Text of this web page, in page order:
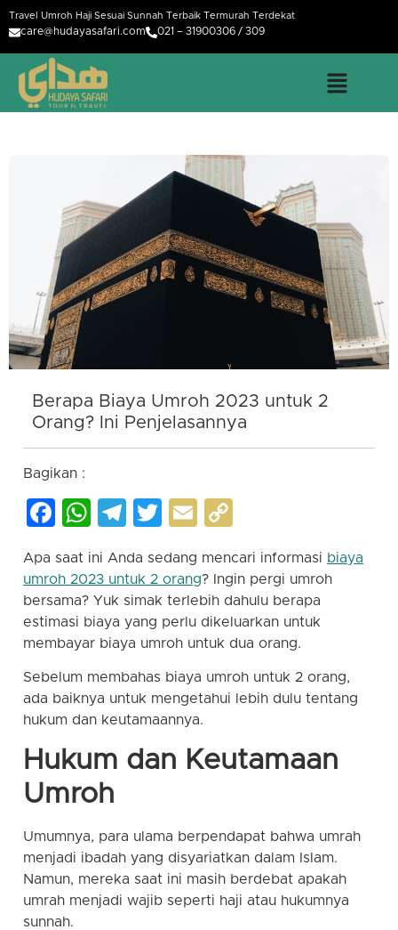
Travel Umroh Haji Sesuai Sunnah Terbaik Termurah Terdekat
care@hudayasafari.com 021 – 31900306 / 309
Berapa Biaya Umroh 2023 untuk 2
Orang? Ini Penjelasannya
Bagikan :
Facebook
WhatsApp
Telegram
Twitter
Email
Apa saat ini Anda sedang mencari informasi biaya
umroh 2023 untuk 2 orang? Ingin pergi umroh
bersama? Yuk simak terlebih dahulu berapa
estimasi biaya yang perlu dikeluarkan untuk
membayar biaya umroh untuk dua orang.
Sebelum membahas biaya umroh untuk 2 orang,
ada baiknya untuk mengetahui lebih dulu tentang
hukum dan keutamaannya.
Hukum dan Keutamaan
Umroh
Umumnya, para ulama berpendapat bahwa umrah
menjadi ibadah yang disyariatkan dalam Islam.
Namun, mereka saat ini masih berdebat apakah
umrah menjadi wajib seperti haji atau hukumnya
sunnah.